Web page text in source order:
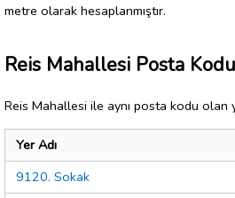
metre olarak hesaplanmıştır.
Reis Mahallesi Posta
Reis Mahallesi ile aynı posta kodu olan
Yer Adı
9120. Sokak